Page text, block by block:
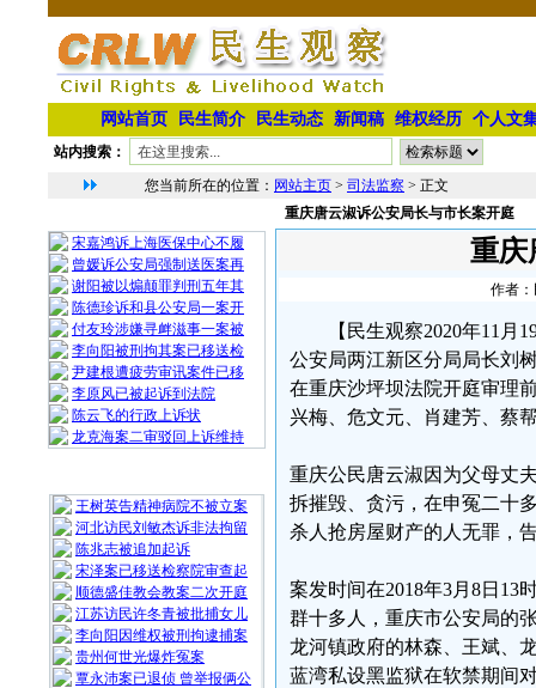
网站首页 民生简介 民生动态 新闻稿 维权经历 个人文
站内搜索：
您当前所在的位置： 网站主页 > 司法监察 > 正文
宋嘉鸿诉上海医保中心不履
曾媛诉公安局强制送医案再
谢阳被以煽颠罪判刑五年其
陈德珍诉和县公安局一案开
付友玲涉嫌寻衅滋事一案被
李向阳被刑拘其案已移送检
尹建根遭疲劳审讯案件已移
李原风已被起诉到法院
陈云飞的行政上诉状
龙克海案二审驳回上诉维持
王树英告精神病院不被立案
河北访民刘敏杰诉非法拘留
陈兆志被追加起诉
宋泽案已移送检察院审查起
顺德盛佳教会教案二次开庭
江苏访民许冬青被批捕女儿
李向阳因维权被刑拘逮捕案
贵州何世光爆炸冤案
覃永沛案已退侦 曾举报俩公
重庆唐云淑诉公安局长与市长案开庭⁩
重庆
作者：
【民生观察2020年11
公安局两江新区分局局长刘
在重庆沙坪坝法院开庭审理
兴梅、危文元、肖建芳、蔡
重庆公民唐云淑因为父母丈
拆摧毁、贪污，在申冤二十
杀人抢房屋财产的人无罪，
案发时间在2018年3月8日13
群十多人，重庆市公安局的
龙河镇政府的林森、王斌、
蓝湾私设黑监狱在软禁期间